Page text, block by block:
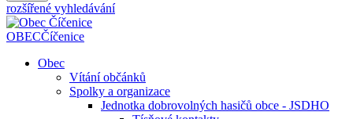
rozšířené vyhledávání
OBECČíčenice
Obec
Vítání občánků
Spolky a organizace
Jednotka dobrovolných hasičů obce - JSDHO